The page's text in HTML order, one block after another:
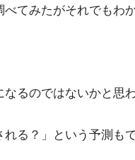
てみたがそれでもわ
るのではないかと思わ
る？」という予測もで